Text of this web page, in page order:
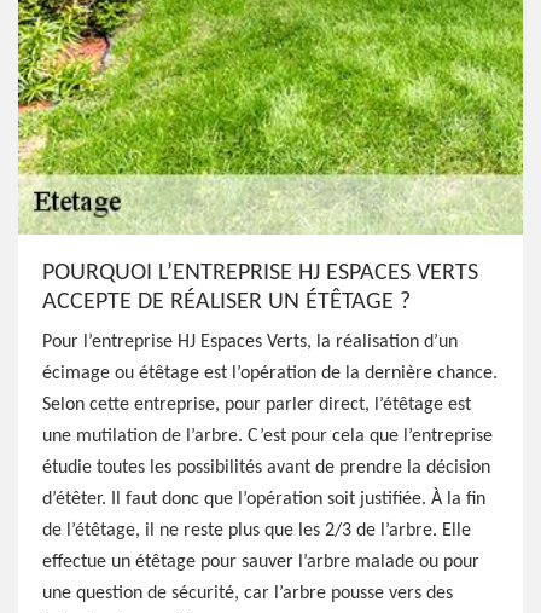
POURQUOI L’ENTREPRISE HJ ESPACES VERTS
ACCEPTE DE RÉALISER UN ÉTÊTAGE ?
Pour l’entreprise HJ Espaces Verts, la réalisation d’un
écimage ou étêtage est l’opération de la dernière chance.
Selon cette entreprise, pour parler direct, l’étêtage est
une mutilation de l’arbre. C’est pour cela que l’entreprise
étudie toutes les possibilités avant de prendre la décision
d’étêter. Il faut donc que l’opération soit justifiée. À la fin
de l’étêtage, il ne reste plus que les 2/3 de l’arbre. Elle
effectue un étêtage pour sauver l’arbre malade ou pour
une question de sécurité, car l’arbre pousse vers des